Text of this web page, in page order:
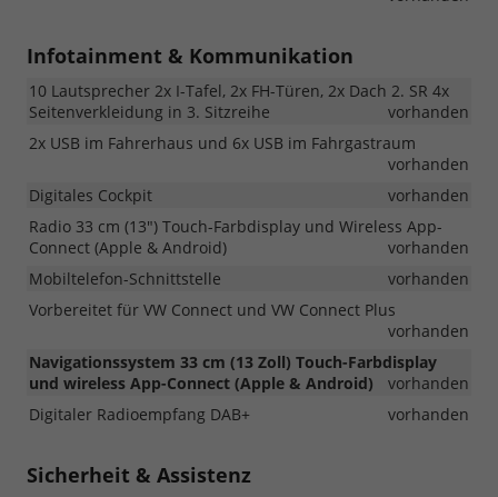
Infotainment & Kommunikation
10 Lautsprecher 2x I-Tafel, 2x FH-Türen, 2x Dach 2. SR 4x
Seitenverkleidung in 3. Sitzreihe
vorhanden
2x USB im Fahrerhaus und 6x USB im Fahrgastraum
vorhanden
Digitales Cockpit
vorhanden
Radio 33 cm (13") Touch-Farbdisplay und Wireless App-
Connect (Apple & Android)
vorhanden
Mobiltelefon-Schnittstelle
vorhanden
Vorbereitet für VW Connect und VW Connect Plus
vorhanden
Navigationssystem 33 cm (13 Zoll) Touch-Farbdisplay
und wireless App-Connect (Apple & Android)
vorhanden
Digitaler Radioempfang DAB+
vorhanden
Sicherheit & Assistenz